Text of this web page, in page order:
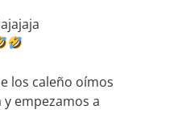
los caleño oímos
empezamos a